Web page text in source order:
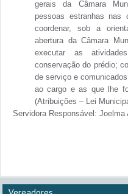
gerais da Câmara
pessoas estranhas nas
coordenar, sob a
abertura da Câmara
executar as
conservação do prédio;
de serviço e
ao cargo e as que lhe
(Atribuições – Lei
Servidora Responsável: Joelma